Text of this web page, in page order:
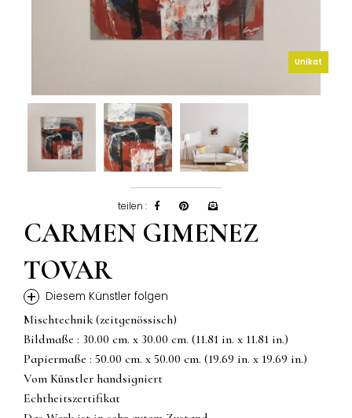
Unikat
teilen :
CARMEN GIMENEZ
TOVAR
+ Diesem Künstler folgen
Mischtechnik (zeitgenössisch)
Bildmaße : 30.00 cm. x 30.00 cm. (11.81 in. x 11.81 in.)
Papiermaße : 50.00 cm. x 50.00 cm. (19.69 in. x 19.69 in.)
Vom Künstler handsigniert
Echtheitszertifikat